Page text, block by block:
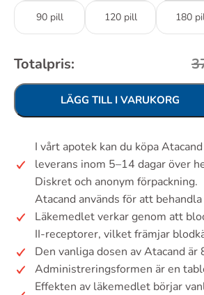
90 pill 120 pill 180
Totalpris:
LÄGG TILL I VARUKORG
I vårt apotek kan du köpa
leverans inom 5–14 dagar över
Diskret och anonym förpackning.
Atacand används för att
Läkemedlet verkar genom att
II-receptorer, vilket främjar
Den vanliga dosen av Atacand är
Administreringsformen är en
Effekten av läkemedlet börjar